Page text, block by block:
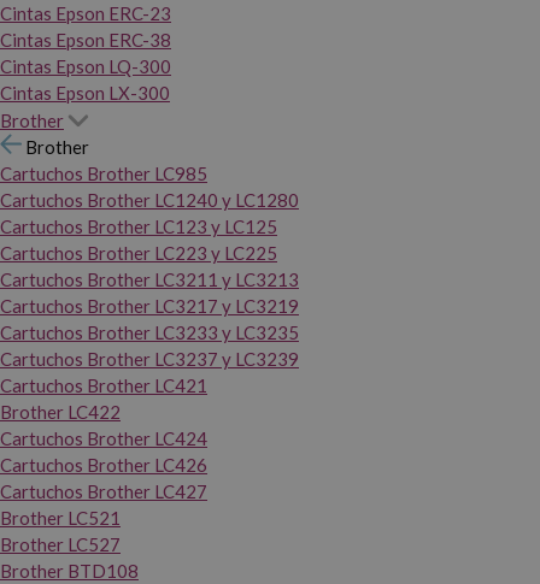
Cintas Epson ERC-23
Cintas Epson ERC-38
Cintas Epson LQ-300
Cintas Epson LX-300
Brother
Brother
Cartuchos Brother LC985
Cartuchos Brother LC1240 y LC1280
Cartuchos Brother LC123 y LC125
Cartuchos Brother LC223 y LC225
Cartuchos Brother LC3211 y LC3213
Cartuchos Brother LC3217 y LC3219
Cartuchos Brother LC3233 y LC3235
Cartuchos Brother LC3237 y LC3239
Cartuchos Brother LC421
Brother LC422
Cartuchos Brother LC424
Cartuchos Brother LC426
Cartuchos Brother LC427
Brother LC521
Brother LC527
Brother BTD108